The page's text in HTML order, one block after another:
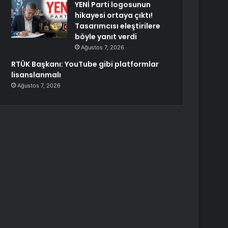
YENİ Parti logosunun
hikayesi ortaya çıktı!
Tasarımcısı eleştirilere
böyle yanıt verdi
Ağustos 7, 2026
RTÜK Başkanı: YouTube gibi platformlar
lisanslanmalı
Ağustos 7, 2026